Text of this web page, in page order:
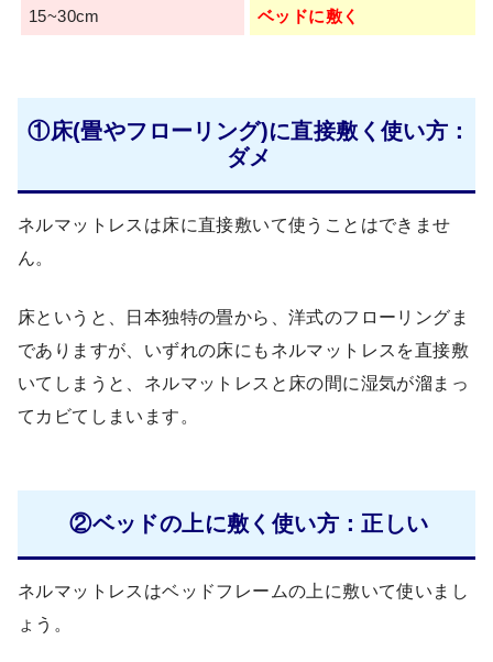
15~30cm ベッドに敷く
①床(畳やフローリング)に直接敷く使い方：
ダメ
ネルマットレスは床に直接敷いて使うことはできませ
ん。
床というと、日本独特の畳から、洋式のフローリングま
でありますが、いずれの床にもネルマットレスを直接敷
いてしまうと、ネルマットレスと床の間に湿気が溜まっ
てカビてしまいます。
②ベッドの上に敷く使い方：正しい
ネルマットレスはベッドフレームの上に敷いて使いまし
ょう。